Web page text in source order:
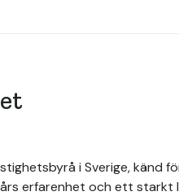
i Sverige, känd
erfarenhet och ett